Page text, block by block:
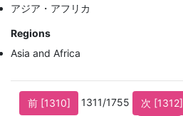
アジア・アフリカ
Regions
Asia and Africa
前 [1310] 1311/1755 次 [1312]